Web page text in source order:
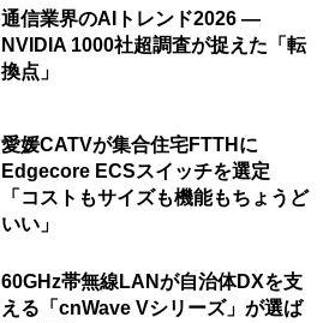
通信業界のAIトレンド2026 ―
NVIDIA 1000社超調査が捉えた「転
換点」
愛媛CATVが集合住宅FTTHに
Edgecore ECSスイッチを選定
「コストもサイズも機能もちょうど
いい」
60GHz帯無線LANが自治体DXを支
える「cnWave Vシリーズ」が選ば